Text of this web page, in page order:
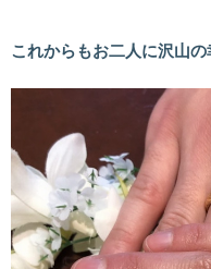
これからもお二人に沢山の